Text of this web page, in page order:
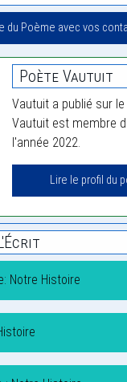
du Poème avec vos
Poète Vautuit
Vautuit a publié sur
Vautuit est membre
l'année 2022.
Lire le profil du
Notre Histoire